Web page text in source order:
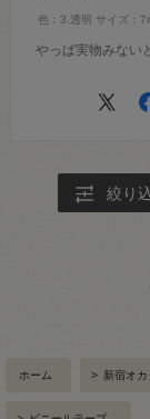
色：3.透明 サイズ：
やっぱ実物みない
絞り
ホーム > 新宿オカ